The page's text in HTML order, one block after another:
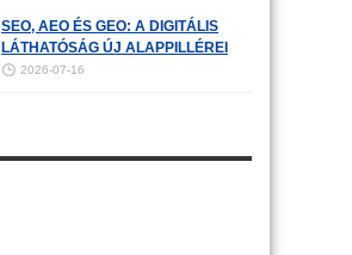
SEO, AEO ÉS GEO: A DIGITÁLIS
LÁTHATÓSÁG ÚJ ALAPPILLÉREI
2026-07-16